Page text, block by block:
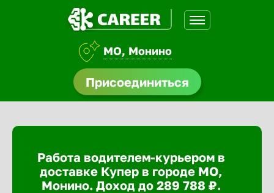
МО, Монино
Присоединиться
Работа водителем-курьером в
доставке Купер в городе МО,
Монино. Доход до 289 788 ₽.